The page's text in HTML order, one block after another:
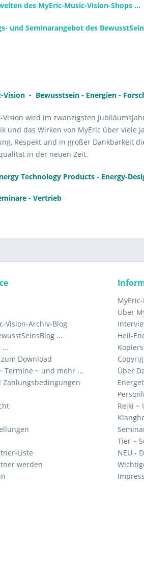
des MyEric-Music-Vision-Shops ...
und Seminarangebot des
Vision - Bewusstsein - Energien -
Vision wird im zwanzigsten
und das Wirken von MyEric über
Respekt und in großer Dankbarkeit
in der neuen Zeit.
Technology Products - Energy-
- Vertrieb
Vision-Archiv-Blog
...
...
zum Download
Termine ~ und mehr ...
Zahlungsbedingungen
Liste
werden
Über
Heil-
Über
Reiki ~
Tier ~
NEU -